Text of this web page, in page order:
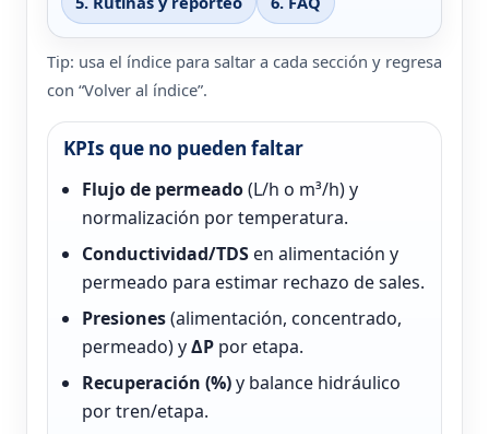
Tip: usa el índice para saltar a cada sección y regresa
con “Volver al índice”.
KPIs que no pueden faltar
Flujo de permeado(L/h o m³/h) y
normalización por temperatura.
Conductividad/TDSen alimentación y
permeado para estimar rechazo de sales.
Presiones(alimentación, concentrado,
permeado) yΔPpor etapa.
Recuperación (%)y balance hidráulico
por tren/etapa.